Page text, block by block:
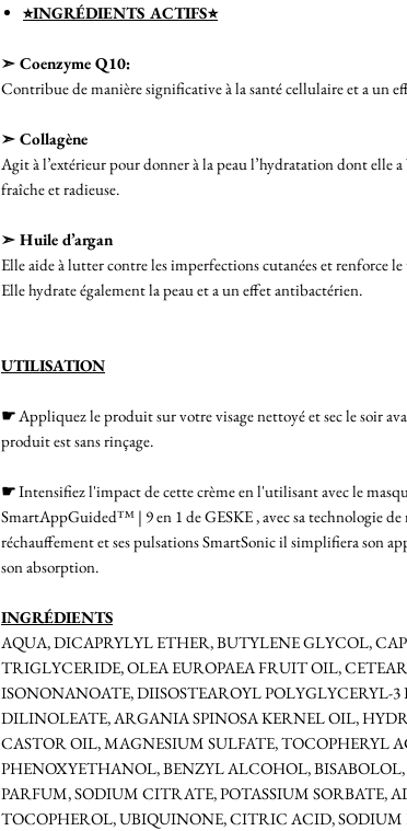
⭐︎INGRÉDIENTS ACTIFS⭐︎
➣ Coenzyme Q10:
Contribue de manière significative à la santé cellulaire et a un
➣ Collagène
Agit à l’extérieur pour donner à la peau l’hydratation dont elle
fraîche et radieuse.
➣ Huile d’argan
Elle aide à lutter contre les imperfections cutanées et renforce
Elle hydrate également la peau et a un effet antibactérien.
UTILISATION
☛ Appliquez le produit sur votre visage nettoyé et sec le soir
produit est sans rinçage.
☛Intensifiez l'impact de cette crème en l'utilisant avec le
SmartAppGuided™ | 9 en 1 de GESKE , avec sa technologie
réchauffement et ses pulsations SmartSonic il simplifiera son
son absorption.
INGRÉDIENTS
AQUA, DICAPRYLYL ETHER, BUTYLENE GLYCOL,
TRIGLYCERIDE, OLEA EUROPAEA FRUIT OIL,
ISONONANOATE, DIISOSTEAROYL POLYGLYCERYL-3
DILINOLEATE, ARGANIA SPINOSA KERNEL OIL,
CASTOR OIL, MAGNESIUM SULFATE, TOCOPHERYL
PHENOXYETHANOL, BENZYL ALCOHOL,
PARFUM, SODIUM CITRATE, POTASSIUM SORBATE,
TOCOPHEROL, UBIQUINONE, CITRIC ACID,